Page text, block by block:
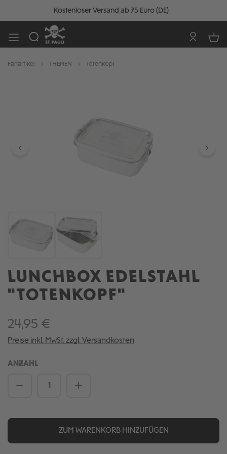
Kostenloser Versand ab 75 Euro (DE)
Fanartikel THEMEN Totenkopf
LUNCHBOX EDELSTAHL
"TOTENKOPF"
24,95 €
Preise inkl. MwSt. zzgl. Versandkosten
ANZAHL
Produkt Anzahl: Gib den gewünschten
ZUM WARENKORB HINZUFÜGEN